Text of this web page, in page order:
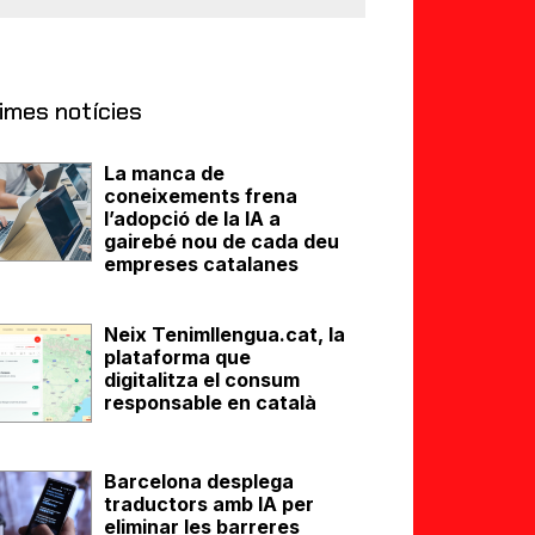
notícies
La manca de
coneixements frena
l’adopció de la IA a
gairebé nou de cada deu
empreses catalanes
Neix Tenimllengua.cat, la
plataforma que
digitalitza el consum
responsable en català
Barcelona desplega
traductors amb IA per
eliminar les barreres